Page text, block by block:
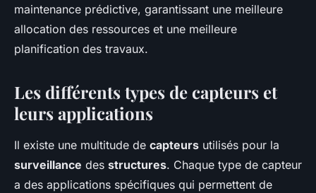
maintenance prédictive, garantissant une meilleure
allocation des ressources et une meilleure
planification des travaux.
Les différents types de capteurs et
leurs applications
Il existe une multitude de capteurs utilisés pour la
surveillance des structures. Chaque type de capteur
a des applications spécifiques qui permettent de